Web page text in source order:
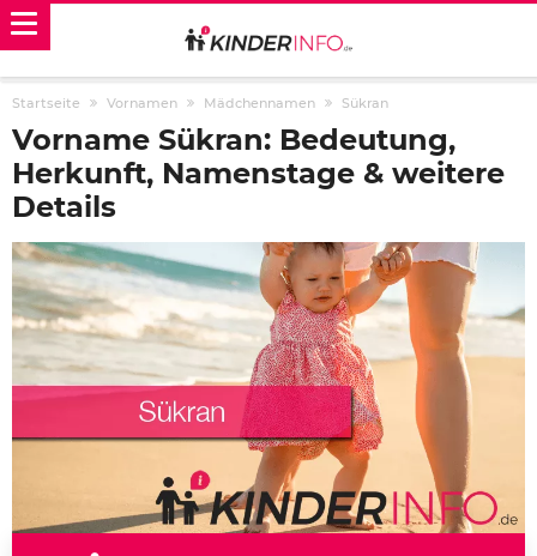
Startseite Vornamen Mädchennamen Sükran
Vorname Sükran: Bedeutung,
Herkunft, Namenstage & weitere
Details